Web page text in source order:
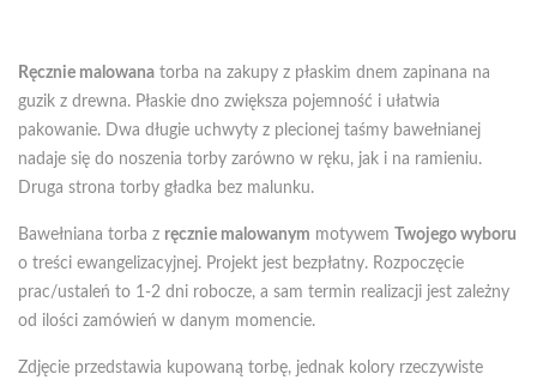
pomysł
Ręcznie malowana torba na zakupy z płaskim dnem zapinana na
guzik z drewna. Płaskie dno zwiększa pojemność i ułatwia
pakowanie. Dwa długie uchwyty z plecionej taśmy bawełnianej
nadaje się do noszenia torby zarówno w ręku, jak i na ramieniu.
Druga strona torby gładka bez malunku.
Bawełniana torba z ręcznie malowanym motywem Twojego wyboru
o treści ewangelizacyjnej. Projekt jest bezpłatny. Rozpoczęcie
prac/ustaleń to 1-2 dni robocze, a sam termin realizacji jest zależny
od ilości zamówień w danym momencie.
Zdjęcie przedstawia kupowaną torbę, jednak kolory rzeczywiste